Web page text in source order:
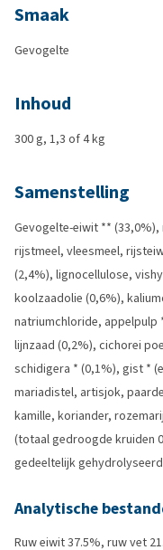
Smaak
Gevogelte
Inhoud
300 g, 1,3 of 4 kg
Samenstelling
Gevogelte-eiwit **
rijstmeel, vleesmeel,
(2,4%), lignocellulose,
koolzaadolie (0,6%),
natriumchloride, appelpulp
lijnzaad (0,2%), cichorei
schidigera * (0,1%), gist *
mariadistel, artisjok,
kamille, koriander,
(totaal gedroogde kruiden
gedeeltelijk
Analytische
Ruw eiwit 37.5%, ruw vet